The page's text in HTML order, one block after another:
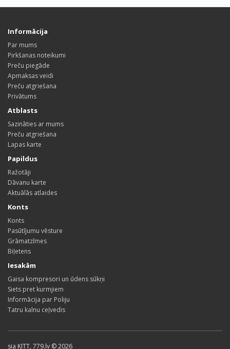
Informācija
Par mums
Pirkšanas noteikumi
Preču piegāde
Apmaksas veidi
Preču atgriešana
Privātums
Atblasts
Sazināties ar mums
Preču atgriešana
Lapas karte
Papildus
Ražotāji
Dāvanu karte
Aktuālās atlaides
Konts
Konts
Pasūtījumu vēsture
Grāmatzīmes
Biļetens
Iesakām
Gaisa kompresori un ūdens sūkņi
Siets pret kurmjiem
Informācija par Poliju
Tatru kalnu ceļvedis
sia KITT, 779.lv © 2026